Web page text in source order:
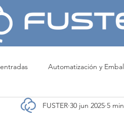
Automatización y
y Eventos Tejeduría y No
FUSTER 30 jun 2025 5